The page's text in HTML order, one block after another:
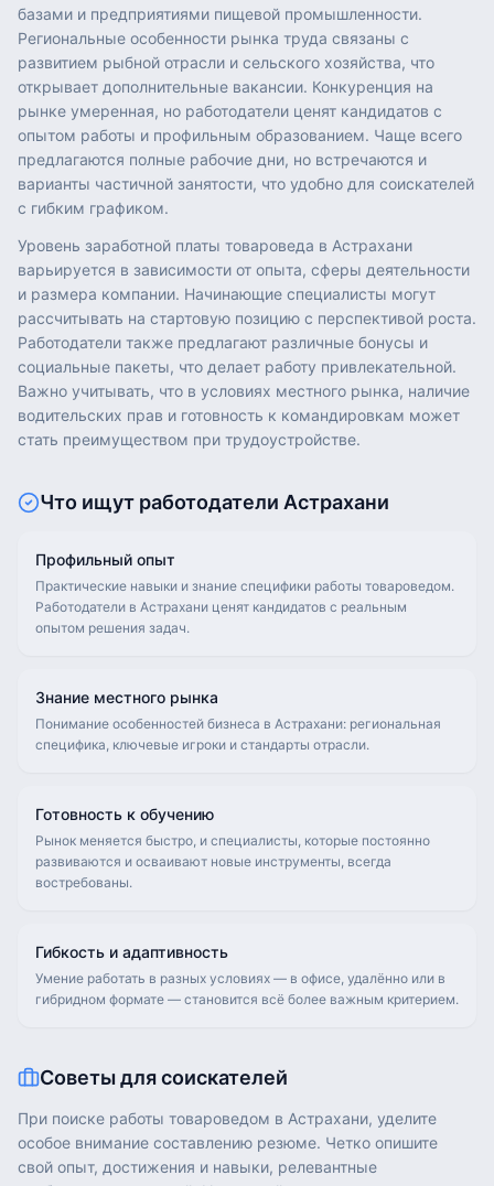
базами и предприятиями пищевой промышленности.
Региональные особенности рынка труда связаны с
развитием рыбной отрасли и сельcкого хозяйства, что
открывает дополнительные вакансии. Конкуренция на
рынке умеренная, но работодатели ценят кандидатов с
опытом работы и профильным образованием. Чаще всего
предлагаются полные рабочие дни, но встречаются и
варианты частичной занятости, что удобно для соискателей
с гибким графиком.
Уровень заработной платы товароведа в Астрахани
варьируется в зависимости от опыта, сферы деятельности
и размера компании. Начинающие специалисты могут
рассчитывать на стартовую позицию с перспективой роста.
Работодатели также предлагают различные бонусы и
социальные пакеты, что делает работу привлекательной.
Важно учитывать, что в условиях местного рынка, наличие
водительских прав и готовность к командировкам может
стать преимуществом при трудоустройстве.
Что ищут работодатели Астрахани
Профильный опыт
Практические навыки и знание специфики работы товароведом.
Работодатели в Астрахани ценят кандидатов с реальным
опытом решения задач.
Знание местного рынка
Понимание особенностей бизнеса в Астрахани: региональная
специфика, ключевые игроки и стандарты отрасли.
Готовность к обучению
Рынок меняется быстро, и специалисты, которые постоянно
развиваются и осваивают новые инструменты, всегда
востребованы.
Гибкость и адаптивность
Умение работать в разных условиях — в офисе, удалённо или в
гибридном формате — становится всё более важным критерием.
Советы для соискателей
При поиске работы товароведом в Астрахани, уделите
особое внимание составлению резюме. Четко опишите
свой опыт, достижения и навыки, релевантные